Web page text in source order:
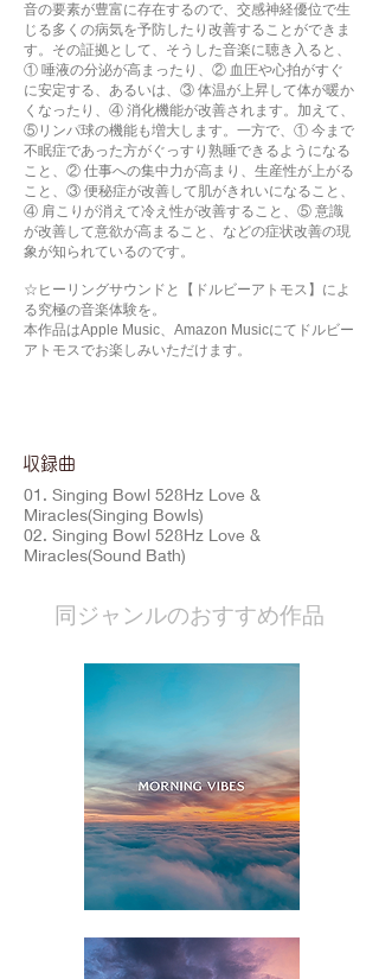
音の要素が豊富に存在するので、交感神経優位で生
じる多くの病気を予防したり改善することができま
す。その証拠として、そうした音楽に聴き入ると、
① 唾液の分泌が高まったり、② 血圧や心拍がすぐ
に安定する、あるいは、③ 体温が上昇して体が暖か
くなったり、④ 消化機能が改善されます。加えて、
⑤リンパ球の機能も増大します。一方で、① 今まで
不眠症であった方がぐっすり熟睡できるようになる
こと、② 仕事への集中力が高まり、生産性が上がる
こと、③ 便秘症が改善して肌がきれいになること、
④ 肩こりが消えて冷え性が改善すること、⑤ 意識
が改善して意欲が高まること、などの症状改善の現
象が知られているのです。
☆ヒーリングサウンドと【ドルビーアトモス】によ
る究極の音楽体験を。
本作品はApple Music、Amazon Musicにてドルビー
アトモスでお楽しみいただけます。
​収録曲
01. Singing Bowl 528Hz Love &
Miracles(Singing Bowls)
02. Singing Bowl 528Hz Love &
Miracles(Sound Bath)
​同ジャンルのおすすめ作品